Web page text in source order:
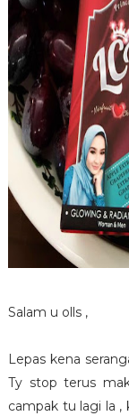
Salam u olls ,
Lepas kena
Ty stop terus
campak tu lagi la ,